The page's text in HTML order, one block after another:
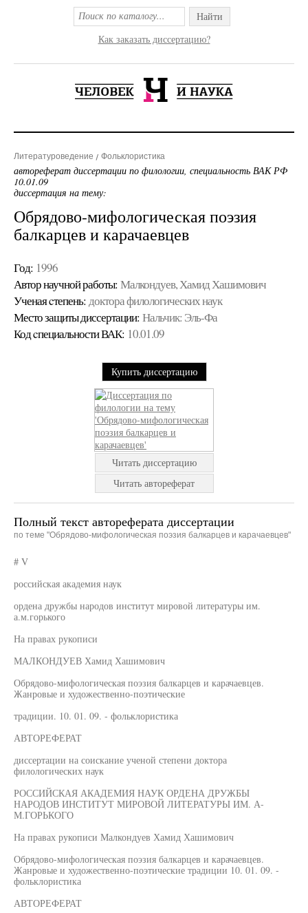
Найти
Как заказать диссертацию?
Литературоведение Фольклористика
автореферат диссертации по филологии, специальность ВАК РФ
10.01.09
диссертация на тему:
Обрядово-мифологическая поэзия
балкарцев и карачаевцев
Год: 1996
Автор научной работы: Малкондуев, Хамид Хашимович
Ученая cтепень: доктора филологических наук
Место защиты диссертации: Нальчик: Эль-Фа
Код cпециальности ВАК: 10.01.09
Купить диссертацию
Читать диссертацию
Читать автореферат
Полный текст автореферата диссертации
по теме "Обрядово-мифологическая поэзия балкарцев и карачаевцев"
# V
российская академия наук
ордена дружбы народов институт мировой литературы им.
а.м.горького
На правах рукописи
МАЛКОНДУЕВ Хамид Хашимович
Обрядово-мифологическая поэзия балкарцев и карачаевцев.
Жанровые и художественно-поэтические
традиции. 10. 01. 09. - фольклористика
АВТОРЕФЕРАТ
диссертации на соискание ученой степени доктора
филологических наук
РОССИЙСКАЯ АКАДЕМИЯ НАУК ОРДЕНА ДРУЖБЫ
НАРОДОВ ИНСТИТУТ МИРОВОЙ ЛИТЕРАТУРЫ ИМ. А-
М.ГОРЬКОГО
На правах рукописи Малкондуев Хамид Хашимович
Обрядово-мифологическая поэзия балкарцев и карачаевцев.
Жанровые и художественно-поэтические традиции 10. 01. 09. -
фольклористика
АВТОРЕФЕРАТ